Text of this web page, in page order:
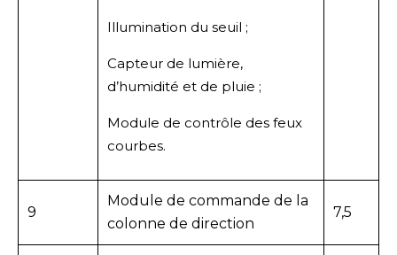
Illumination du seuil ;
Capteur de lumière,
d’humidité et de pluie ;
Module de contrôle des feux
courbes.
9
Module de commande de la
colonne de direction
7,5